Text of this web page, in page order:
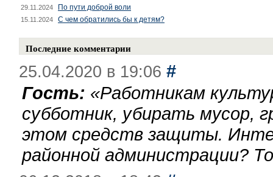
29.11.2024 По пути доброй воли
15.11.2024 С чем обратились бы к детям?
Последние комментарии
25.04.2020 в 19:06 #
Гость: «Работникам
субботник, убирать мусор,
этом средств защиты.
районной администрации?